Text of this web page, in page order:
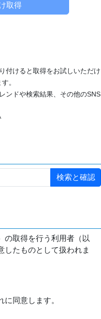
付けると取得をお試しいただけ
。
ンドや検索結果、その他のSNS
の取得を行う利用者（以
したものとして扱われま
同意します。